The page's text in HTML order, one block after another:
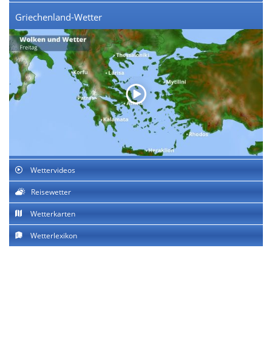
Griechenland-Wetter
Wettervideos
Reisewetter
Wetterkarten
Wetterlexikon